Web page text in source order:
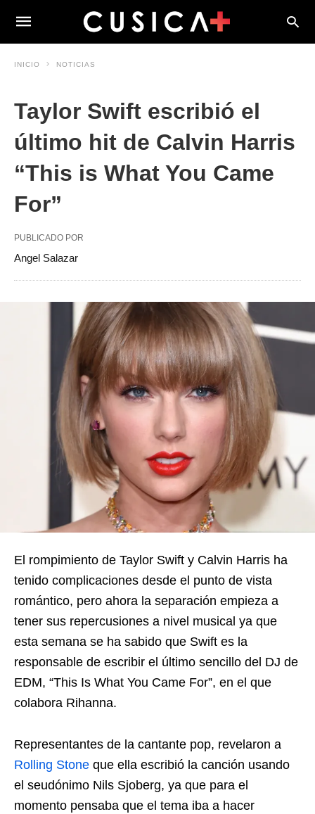
INICIO NOTICIAS
Taylor Swift escribió el
último hit de Calvin Harris
“This is What You Came
For”
PUBLICADO POR
Angel Salazar
El rompimiento de Taylor Swift y Calvin Harris ha
tenido complicaciones desde el punto de vista
romántico, pero ahora la separación empieza a
tener sus repercusiones a nivel musical ya que
esta semana se ha sabido que Swift es la
responsable de escribir el último sencillo del DJ de
EDM, “This Is What You Came For”, en el que
colabora Rihanna.
Representantes de la cantante pop, revelaron a
Rolling Stone que ella escribió la canción usando
el seudónimo Nils Sjoberg, ya que para el
momento pensaba que el tema iba a hacer